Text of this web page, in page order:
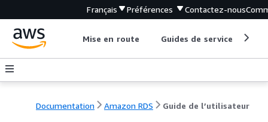
Français Préférences Contactez-nous
Mise en route Guides de service
Documentation Amazon RDS Guide de l’utilisateur